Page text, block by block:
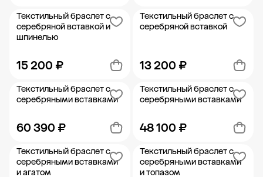
Добавить в корзину Добавить в корзину
Текстильный браслет с
серебряной вставкой и
шпинелью
15 200 ₽
Добавить в корзину
Текстильный браслет с
серебряной вставкой
13 200 ₽
Добавить в корзину
Текстильный браслет с
серебряными вставками
60 390 ₽
Добавить в корзину
Текстильный браслет с
серебряными вставками
48 100 ₽
Добавить в корзину
Текстильный браслет с
серебряными вставками
и агатом
Текстильный браслет с
серебряными вставками
и топазом